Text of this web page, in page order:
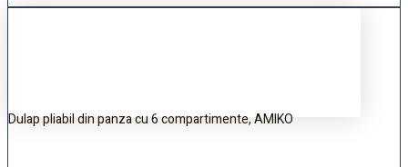
Dulap pliabil din panza cu 6 compartimente, AMIKO